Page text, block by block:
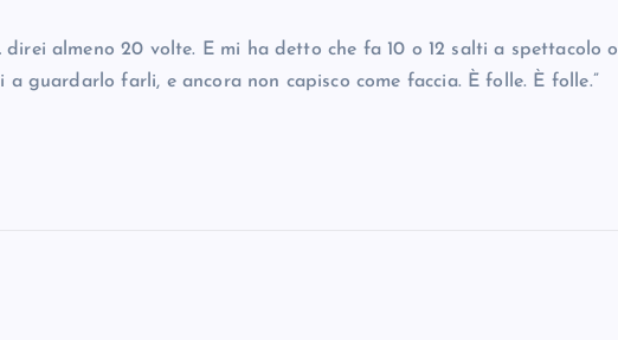
direi almeno 20 volte. E mi ha detto che fa 10 o 12 salti a spettacolo o
guardarlo farli, e ancora non capisco come faccia. È folle. È folle.”